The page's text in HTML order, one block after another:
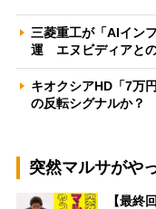
三菱重工が「AIイン
運 エヌビディアと
キオクシアHD「7万
の反転シグナルか
突然マルサがや
【最終